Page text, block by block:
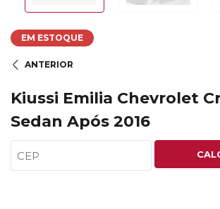
EM ESTOQUE
ANTERIOR
Kiussi Emilia Chevrolet
Sedan Após 2016